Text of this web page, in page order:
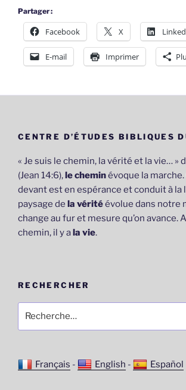
Partager :
Facebook X
E-mail Imprimer
CENTRE D’ÉTUDES BIBLIQUES
« Je suis le chemin, la vérité et la vie… »
(Jean 14:6),le cheminévoque la
devant est en espérance et conduit à la
paysage de la véritéévolue dans notre
change au fur et mesure qu’on avance.
chemin, il y ala vie.
RECHERCHER
pour
Français - English - Español